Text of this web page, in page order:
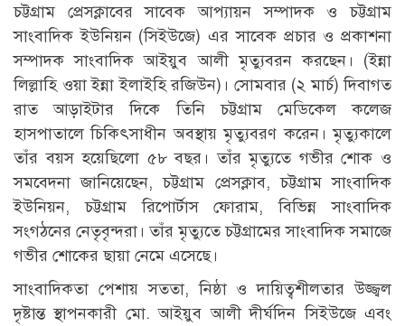
চট্টগ্রাম প্রেসক্লাবের সাবেক আপ্যায়ন সম্পাদক ও চট্টগ্রাম
সাংবাদিক ইউনিয়ন (সিইউজে) এর সাবেক প্রচার ও প্রকাশনা
সম্পাদক সাংবাদিক আইয়ুব আলী মৃত্যুবরন করছেন। (ইন্না
লিল্লাহি ওয়া ইন্না ইলাইহি রজিউন)। সোমবার (২ মার্চ) দিবাগত
রাত আড়াইটার দিকে তিনি চট্টগ্রাম মেডিকেল কলেজ
হাসপাতালে চিকিৎসাধীন অবস্থায় মৃত্যুবরণ করেন। মৃত্যুকালে
তাঁর বয়স হয়েছিলো ৫৮ বছর। তাঁর মৃত্যুতে গভীর শোক ও
সমবেদনা জানিয়েছেন, চট্টগ্রাম প্রেসক্লাব, চট্টগ্রাম সাংবাদিক
ইউনিয়ন, চট্টগ্রাম রিপোর্টাস ফোরাম, বিভিন্ন সাংবাদিক
সংগঠনের নেতৃবৃন্দরা। তাঁর মৃত্যুতে চট্টগ্রামের সাংবাদিক সমাজে
গভীর শোকের ছায়া নেমে এসেছে।
সাংবাদিকতা পেশায় সততা, নিষ্ঠা ও দায়িত্বশীলতার উজ্জ্বল
দৃষ্টান্ত স্থাপনকারী মো. আইয়ুব আলী দীর্ঘদিন সিইউজে এবং